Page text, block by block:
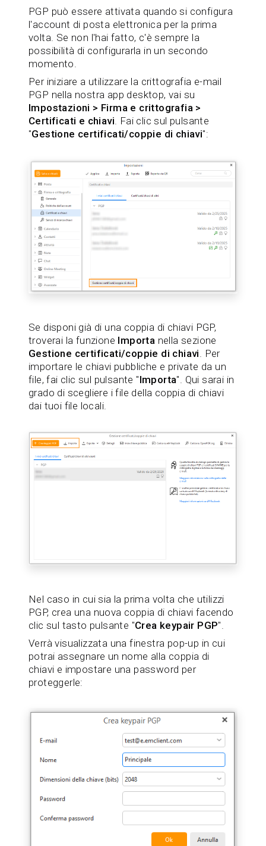
PGP può essere attivata quando si configura
l'account di posta elettronica per la prima
volta. Se non l'hai fatto, c'è sempre la
possibilità di configurarla in un secondo
momento.
Per iniziare a utilizzare la crittografia e-mail
PGP nella nostra app desktop, vai su
Impostazioni > Firma e crittografia >
Certificati e chiavi. Fai clic sul pulsante
"Gestione certificati/coppie di chiavi":
Se disponi già di una coppia di chiavi PGP,
troverai la funzione Importa nella sezione
Gestione certificati/coppie di chiavi. Per
importare le chiavi pubbliche e private da un
file, fai clic sul pulsante "Importa". Qui sarai in
grado di scegliere i file della coppia di chiavi
dai tuoi file locali.
Nel caso in cui sia la prima volta che utilizzi
PGP, crea una nuova coppia di chiavi facendo
clic sul tasto pulsante "Crea keypair PGP".
Verrà visualizzata una finestra pop-up in cui
potrai assegnare un nome alla coppia di
chiavi e impostare una password per
proteggerle: